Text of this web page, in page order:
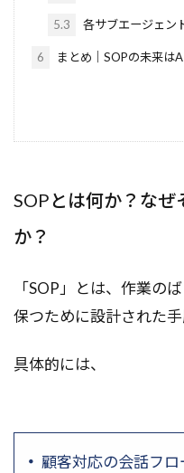
5.3 各サブエージェン
6 まとめ｜SOPの未来は
SOPとは何か？な
か？
「SOP」とは、作業の
保つために設計された手
具体的には、
顧客対応の会話フロ